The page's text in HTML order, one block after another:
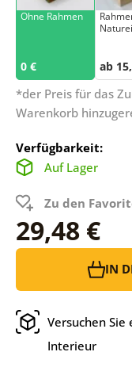
Ohne Rahmen
0 € ab
*der Preis für das
Warenkorb
Verfügbarkeit:
Auf Lager
Zu den
29,48 €
IN
Versuchen
Interieur